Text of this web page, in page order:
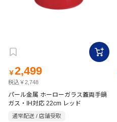
￥2,499
税込￥2,748
パール金属 ホーローガラス蓋両手鍋
ガス・IH対応 22cm レッド
通常配送 / 店舗受取